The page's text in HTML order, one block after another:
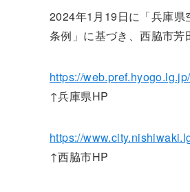
2024年1月19日に「兵庫県
条例」に基づき、西脇市芳
https://
↑兵庫県HP
https://
↑西脇市HP